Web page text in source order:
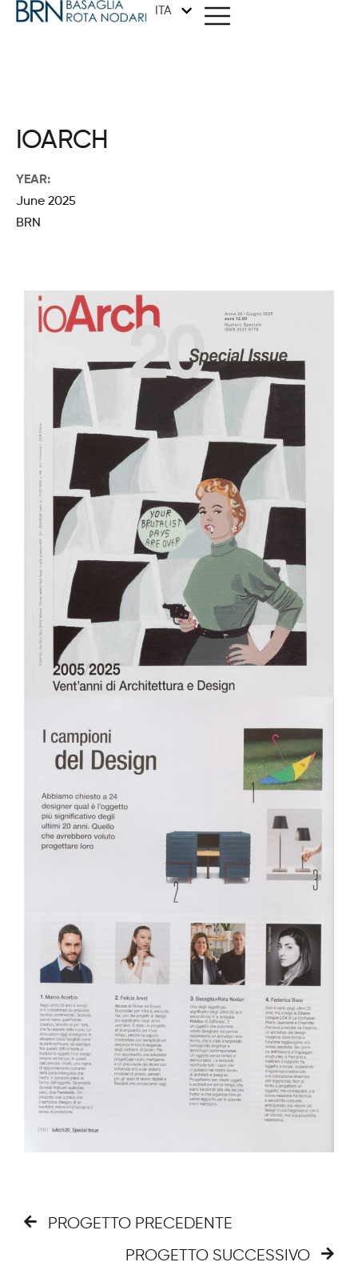
ITA
METODO
ARCHITETTURA
GRAFICA
STUDIO
RASSEGNA STAMPA
ALLESTIMENTI
DIARIO
CAREER
NEWSLETTER
CONTATTI
© 2024 Basaglia Rota Nodari
IOARCH
YEAR:
June 2025
BRN
PROGETTO PRECEDENTE
PROGETTO SUCCESSIVO